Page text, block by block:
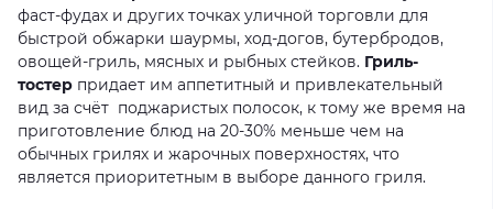
фаст-фудах и других точках уличной торговли для
быстрой обжарки шаурмы, ход-догов, бутербродов,
овощей-гриль, мясных и рыбных стейков. Гриль-
тостер придает им аппетитный и привлекательный
вид за счёт поджаристых полосок, к тому же время на
приготовление блюд на 20-30% меньше чем на
обычных грилях и жарочных поверхностях, что
является приоритетным в выборе данного гриля.